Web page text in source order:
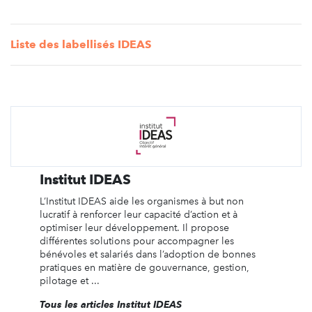
Liste des labellisés IDEAS
Institut IDEAS
L’Institut IDEAS aide les organismes à but non
lucratif à renforcer leur capacité d’action et à
optimiser leur développement. Il propose
différentes solutions pour accompagner les
bénévoles et salariés dans l’adoption de bonnes
pratiques en matière de gouvernance, gestion,
pilotage et ...
Tous les articles Institut IDEAS